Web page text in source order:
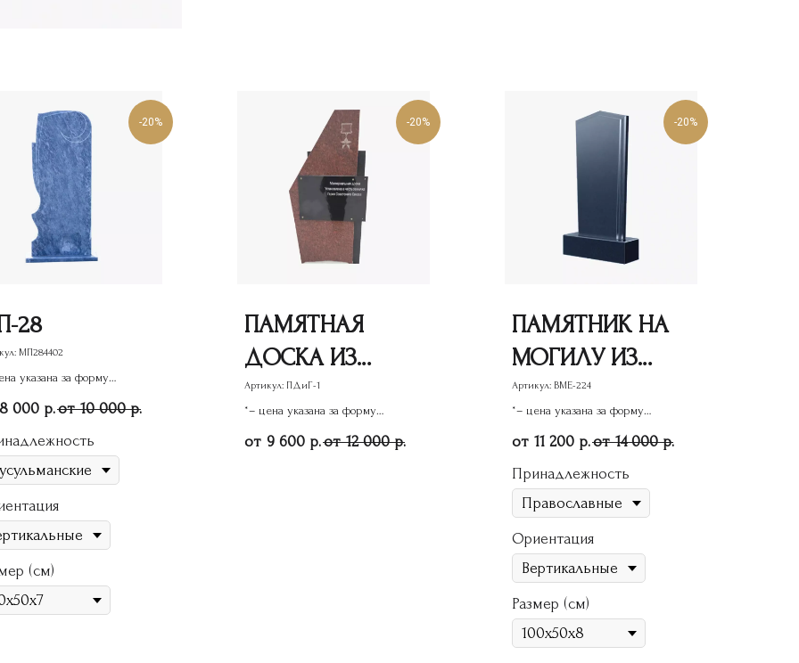
-20%
28
МП284402
указана за форму
8 000 р. 10 000 р.
(см)
-20%
ПАМЯТНАЯ
ДОСКА ИЗ
ГРАНИТА 1
Артикул: ПДиГ-1
*– цена указана за форму
9 600 р. 12 000 р.
-20%
ПАМЯТНИК НА
МОГИЛУ ИЗ
ГРАНИТА
ВМЕ-224
Артикул: ВМЕ-224
*– цена указана за форму
11 200 р. 14 000 р.
Принадлежность
Ориентация
Размер (см)